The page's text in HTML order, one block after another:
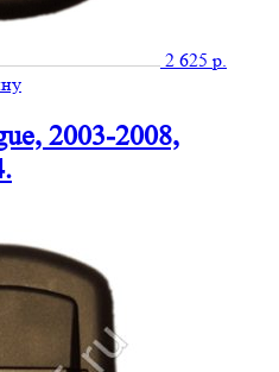
2003-2008, 433mhz,